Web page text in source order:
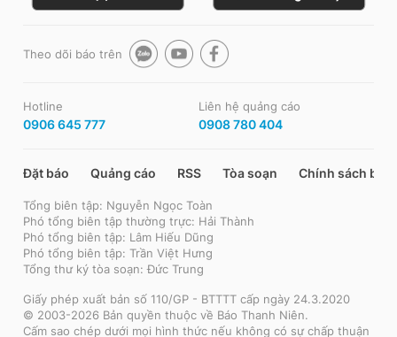
Theo dõi báo trên
Hotline
0906 645 777
Liên hệ quảng cáo
0908 780 404
Đặt báo Quảng cáo RSS Tòa soạn Chính sách bảo
Tổng biên tập: Nguyễn Ngọc Toàn
Phó tổng biên tập thường trực: Hải Thành
Phó tổng biên tập: Lâm Hiếu Dũng
Phó tổng biên tập: Trần Việt Hưng
Tổng thư ký tòa soạn: Đức Trung
Giấy phép xuất bản số 110/GP - BTTTT cấp ngày 24.3.2020
© 2003-2026 Bản quyền thuộc về Báo Thanh Niên.
Cấm sao chép dưới mọi hình thức nếu không có sự chấp thuận